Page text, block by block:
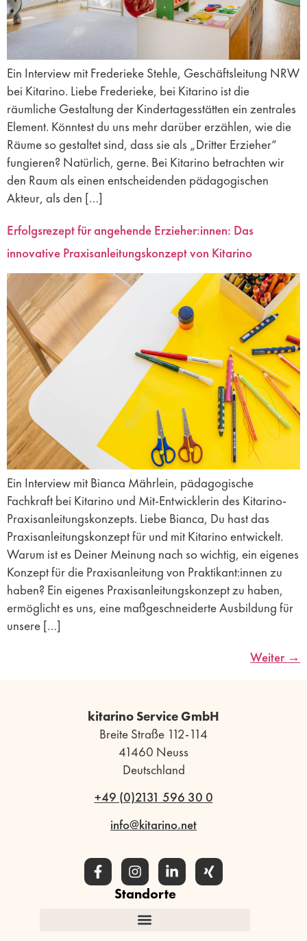
Ein Interview mit Frederieke Stehle, Geschäftsleitung NRW
bei Kitarino. Liebe Frederieke, bei Kitarino ist die
räumliche Gestaltung der Kindertagesstätten ein zentrales
Element. Könntest du uns mehr darüber erzählen, wie die
Räume so gestaltet sind, dass sie als „Dritter Erzieher“
fungieren? Natürlich, gerne. Bei Kitarino betrachten wir
den Raum als einen entscheidenden pädagogischen
Akteur, als den […]
Erfolgsrezept für angehende Erzieher:innen: Das
innovative Praxisanleitungskonzept von Kitarino
Ein Interview mit Bianca Mährlein, pädagogische
Fachkraft bei Kitarino und Mit-Entwicklerin des Kitarino-
Praxisanleitungskonzepts. Liebe Bianca, Du hast das
Praxisanleitungskonzept für und mit Kitarino entwickelt.
Warum ist es Deiner Meinung nach so wichtig, ein eigenes
Konzept für die Praxisanleitung von Praktikant:innen zu
haben? Ein eigenes Praxisanleitungskonzept zu haben,
ermöglicht es uns, eine maßgeschneiderte Ausbildung für
unsere […]
Weiter →
kitarino Service GmbH
Breite Straße 112-114
41460 Neuss
Deutschland
+49 (0)2131 596 30 0
info@kitarino.net
Standorte